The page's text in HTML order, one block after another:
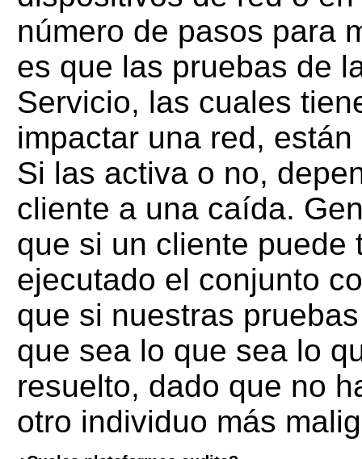
número de pasos para
es que las pruebas de
Servicio, las cuales
impactar una red,
Si las activa o no,
cliente a una caída.
que si un cliente puede
ejecutado el conjunto
que si nuestras
que sea lo que sea lo
resuelto, dado que no
otro individuo más